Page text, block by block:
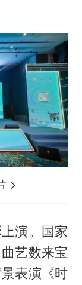
演。国家
艺数来宝
表演《时